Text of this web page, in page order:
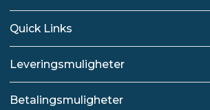
Quick Links
Leveringsmuligheter
Betalingsmuligheter